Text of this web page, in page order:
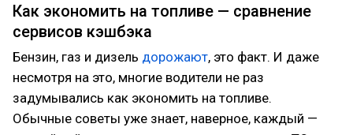
Как экономить на топливе — сравнение
сервисов кэшбэка
Бензин, газ и дизель дорожают, это факт. И даже
несмотря на это, многие водители не раз
задумывались как экономить на топливе.
Обычные советы уже знает, наверное, каждый —